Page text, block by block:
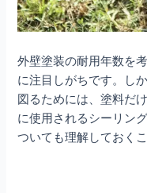
外壁塗装の耐用年数を
に注目しがちです。し
図るためには、塗料だ
に使用されるシーリン
ついても理解しておく